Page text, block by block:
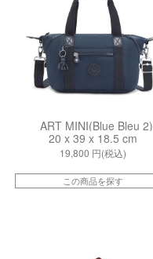
ART MINI(Blue Bleu 2)
20 x 39 x 18.5 cm
19,800 円(税込)
この商品を探す